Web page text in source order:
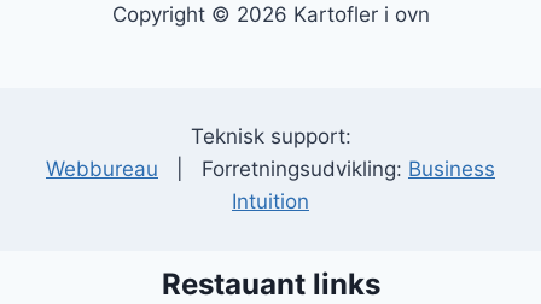
Copyright © 2026 Kartofler i ovn
Teknisk support:
Webbureau | Forretningsudvikling: Business
Intuition
Restauant links